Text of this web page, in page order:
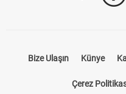
Bize Ulaşın Künye
Çerez